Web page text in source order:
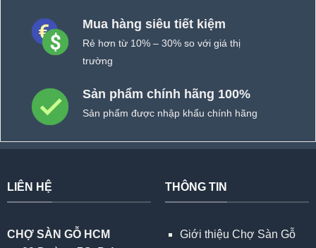
Mua hàng siêu tiết kiệm
Rẻ hơn từ 10% – 30% so với giá thị
trường
Sản phẩm chính hãng 100%
Sản phẩm được nhập khẩu chính hãng
LIÊN HỆ
CHỢ SÀN GỖ HCM
THÔNG TIN
Giới thiệu Chợ Sàn Gỗ